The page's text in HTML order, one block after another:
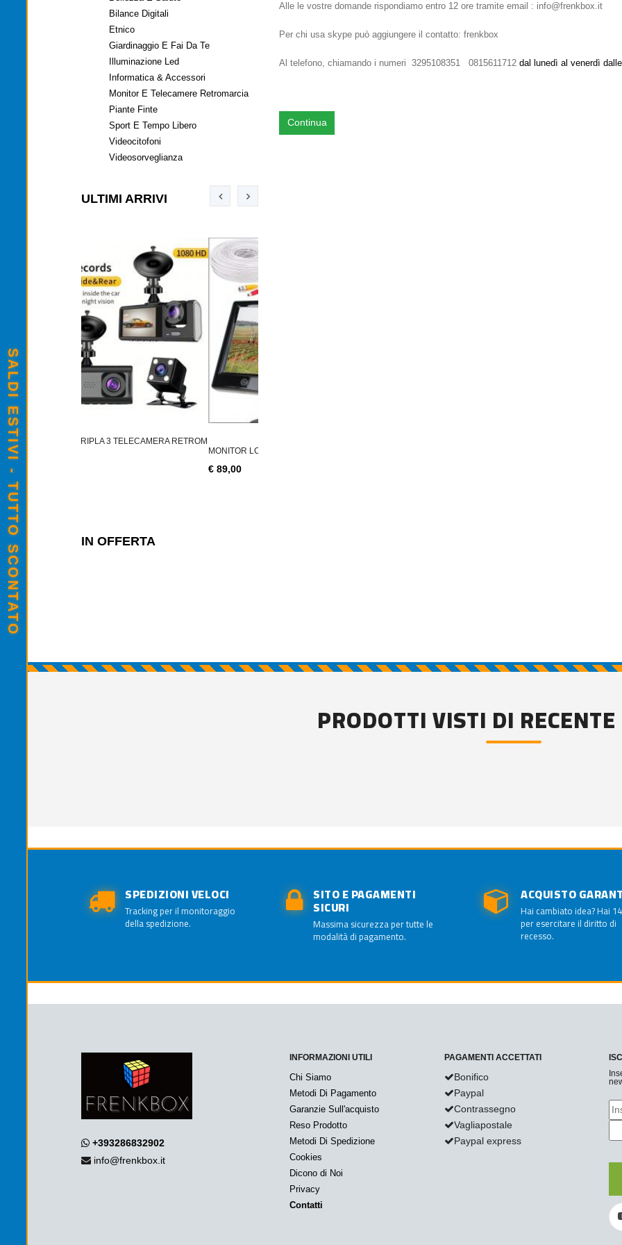
Bilance Digitali
Etnico
Giardinaggio E Fai Da Te
Illuminazione Led
Informatica & Accessori
Monitor E Telecamere Retromarcia
Piante Finte
Sport E Tempo Libero
Videocitofoni
Videosorveglianza
ULTIMI ARRIVI
TELECAMERA RETROM
MONITOR LCD 10" MANOVRE TRATTORI VE
IN OFFERTA
Alle le vostre domande rispondiamo entro 12 ore tramite email : info@frenkbox.it
Per chi usa skype può aggiungere il contatto: frenkbox
Al telefono, chiamando i numeri 3295108351 0815611712 dal lunedì al venerdì
Continua
PRODOTTI VISTI DI RECENTE
SPEDIZIONI VELOCI
Tracking per il monitoraggio
della spedizione.
SITO E PAGAMENTI
SICURI
Massima sicurezza per tutte le
modalità di pagamento.
ACQUISTO
Hai cambiato idea? Hai
per esercitare il diritto di
recesso.
+393286832902
info@frenkbox.it
INFORMAZIONI UTILI
Chi Siamo
Metodi Di Pagamento
Garanzie Sull'acquisto
Reso Prodotto
Metodi Di Spedizione
Cookies
Dicono di Noi
Privacy
Contatti
PAGAMENTI ACCETTATI
Bonifico
Paypal
Contrassegno
Vagliapostale
Paypal express
SALDI ESTIVI - TUTTO SCONTATO